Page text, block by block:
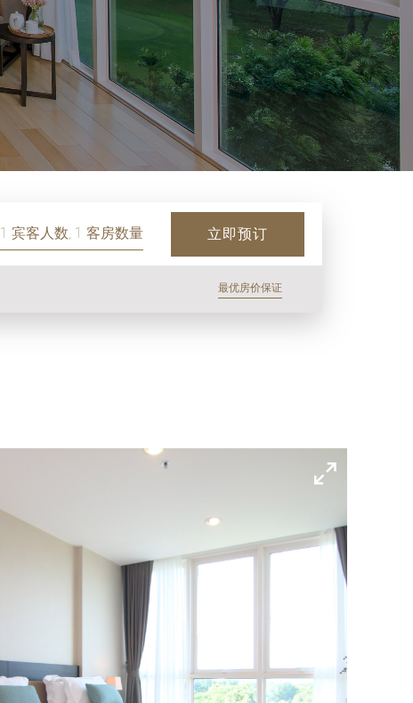
1 宾客人数, 1 客房数量 立即预订
最优房价保证